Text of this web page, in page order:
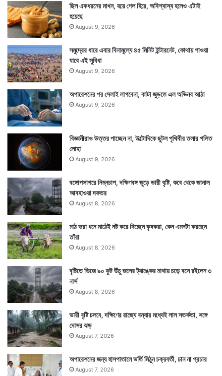
এই ২ প্রকারের পোকায় রয়েছে ভরপুর প্রোটিন, ভাল ফ্যাট,
আয়রন, জিঙ্ক, অ্যামিনো অ্যাসিড। যা মহাকাশে মহাকাশচারীদের
টিকে থাকতে সাহায্য করবে। আপাতত এই ২টি পোকাকে
মহাকাশের খাবার মেনু কার্ডে জায়গা দেওয়া হলেও আগামী দিনে
আরও পোকার সন্ধান চলছে, যা মহাকাশচারীদের খাবার হিসাবে
পাঠানো যেতে পারে।
প্রসঙ্গত পৃথিবীতে এমন ২ হাজারের ওপর পোকা ও পতঙ্গ রয়েছে যা
মানুষ খেয়ে থাকেন। বিশ্বের নানা প্রান্তেই পোকামাকড় খাওয়ার
প্রচলন বহু প্রাচীনকাল ধরে চলে আসছে।
ও
ভু
গ
তে
হ
ল
ছিল একধরনের মাখন, হয়ে গেল হিরে, অবিশ্বাস্য হলেও এটাই
হয়েছে
August 9, 2026
সমুদ্রের ধারে এবার বিনামূল্যে ৪৫ মিনিট ইন্টারনেট, কোথায় পাওয়া
যাবে এই সুবিধা
August 9, 2026
অপারেশনের পর সেলাই লাগবেনা, কাটা জুড়তে এল অভিনব আঠা
August 9, 2026
বিজ্ঞানীরাও উত্তর পাচ্ছেন না, উল্টোদিকে ছুটল পৃথিবীর তলার গলিত
লোহা
August 9, 2026
বঙ্গোপসাগরে নিম্নচাপ, দক্ষিণবঙ্গ জুড়ে ভারী বৃষ্টি, কবে থেকে জানাল
আবহাওয়া দফতর
August 8, 2026
মাঠ ভরা ধনে মাঠেই নষ্ট করে দিচ্ছেন কৃষকরা, কেন এমনটা করছেন
তাঁরা
August 8, 2026
বৃষ্টিতে ভিজে ৯০ ফুট উঁচু জলের ট্যাঙ্কের মাথায় চড়ে বসে রইলেন ৩
নার্স
August 8, 2026
ভারী বৃষ্টি চলবে, দক্ষিণের রাজ্যে বন্যার মধ্যেই লাল সতর্কতা, সঙ্গে
দোসর ঝড়
August 7, 2026
অপারেশনের জন্য হাসপাতালে ভর্তি মিঠুন চক্রবর্তী, চান না প্রচার
August 7, 2026